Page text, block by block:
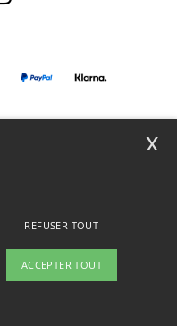
REFUSER TOUT
ACCEPTER TOUT
x